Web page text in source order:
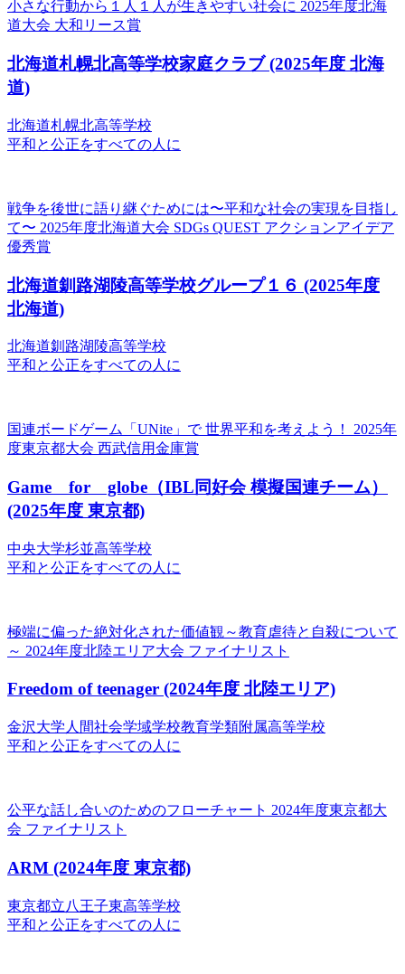
小さな行動から１人１人が生きやすい社会に 2025年度北海
道大会 大和リース賞
北海道札幌北高等学校家庭クラブ(2025年度 北海
道)
北海道札幌北高等学校
平和と公正をすべての人に
戦争を後世に語り継ぐためには〜平和な社会の実現を目指し
て〜 2025年度北海道大会 SDGs QUEST アクションアイデア
優秀賞
北海道釧路湖陵高等学校グループ１６ (2025年度
北海道)
北海道釧路湖陵高等学校
平和と公正をすべての人に
国連ボードゲーム「UNite」で 世界平和を考えよう！ 2025年
度東京都大会 西武信用金庫賞
Game for globe（IBL同好会 模擬国連チーム）
(2025年度 東京都)
中央大学杉並高等学校
平和と公正をすべての人に
極端に偏った絶対化された価値観～教育虐待と自殺について
～ 2024年度北陸エリア大会 ファイナリスト
Freedom of teenager (2024年度 北陸エリア)
金沢大学人間社会学域学校教育学類附属高等学校
平和と公正をすべての人に
公平な話し合いのためのフローチャート 2024年度東京都大
会 ファイナリスト
ARM (2024年度 東京都)
東京都立八王子東高等学校
平和と公正をすべての人に